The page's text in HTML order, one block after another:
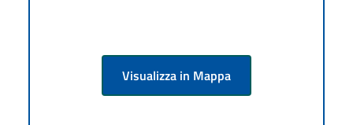
Visualizza in Mappa